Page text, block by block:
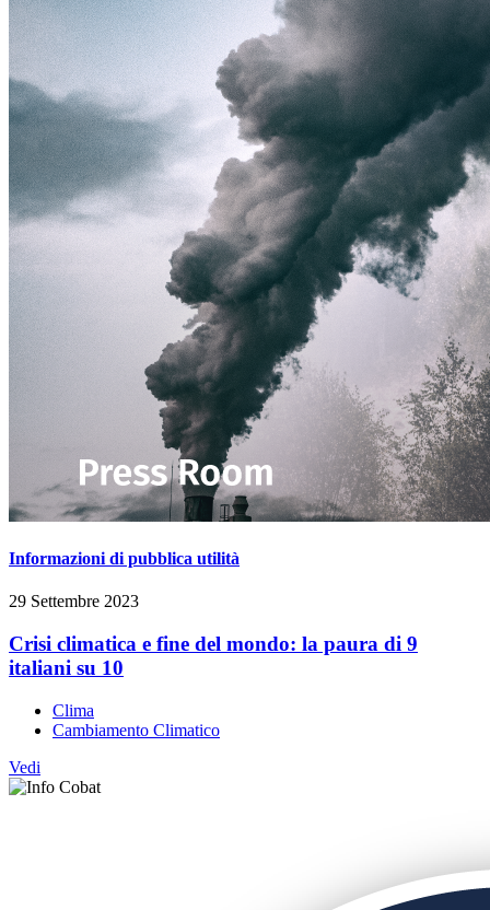
Informazioni di pubblica utilità
29 Settembre 2023
Crisi climatica e fine del mondo: la paura di 9
italiani su 10
Clima
Cambiamento Climatico
Vedi